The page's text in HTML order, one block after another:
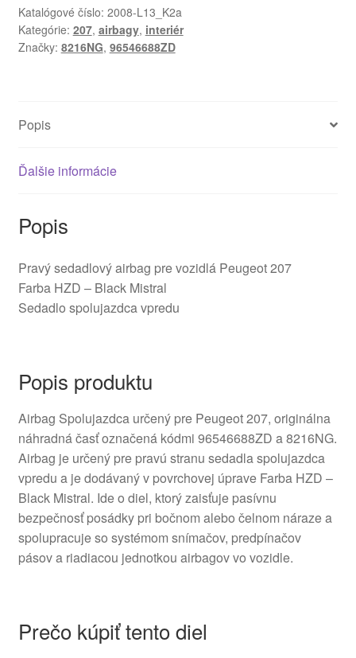
Peugeot
207
96546688ZD
Katalógové číslo: 2008-L13_K2a
Kategórie: 207, airbagy, interiér
Značky: 8216NG, 96546688ZD
Popis
Ďalšie informácie
Popis
Pravý sedadlový airbag pre vozidlá Peugeot 207
Farba HZD – Black Mistral
Sedadlo spolujazdca vpredu
Popis produktu
Airbag Spolujazdca určený pre Peugeot 207, originálna
náhradná časť označená kódmi 96546688ZD a 8216NG.
Airbag je určený pre pravú stranu sedadla spolujazdca
vpredu a je dodávaný v povrchovej úprave Farba HZD –
Black Mistral. Ide o diel, ktorý zaisťuje pasívnu
bezpečnosť posádky pri bočnom alebo čelnom náraze a
spolupracuje so systémom snímačov, predpínačov
pásov a riadiacou jednotkou airbagov vo vozidle.
Prečo kúpiť tento diel